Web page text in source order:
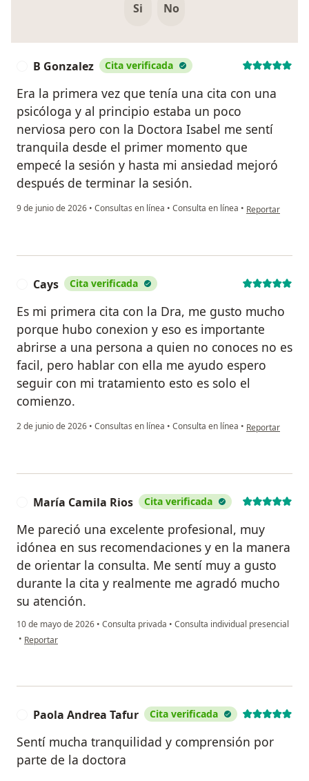
Si No
B Gonzalez Cita verificada
Era la primera vez que tenía una cita con una
psicóloga y al principio estaba un poco
nerviosa pero con la Doctora Isabel me sentí
tranquila desde el primer momento que
empecé la sesión y hasta mi ansiedad mejoró
después de terminar la sesión.
9 de junio de 2026 • Consultas en línea • Consulta en línea • en opinión del
Reportar
Cays Cita verificada
Es mi primera cita con la Dra, me gusto mucho
porque hubo conexion y eso es importante
abrirse a una persona a quien no conoces no es
facil, pero hablar con ella me ayudo espero
seguir con mi tratamiento esto es solo el
comienzo.
2 de junio de 2026 • Consultas en línea • Consulta en línea • en opinión del
Reportar
María Camila Rios Cita verificada
Me pareció una excelente profesional, muy
idónea en sus recomendaciones y en la manera
de orientar la consulta. Me sentí muy a gusto
durante la cita y realmente me agradó mucho
su atención.
10 de mayo de 2026 • Consulta privada • Consulta individual presencial
• en opinión del usuario María Camila Rios
Reportar
Paola Andrea Tafur Cita verificada
Sentí mucha tranquilidad y comprensión por
parte de la doctora